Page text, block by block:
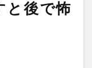
と後で怖